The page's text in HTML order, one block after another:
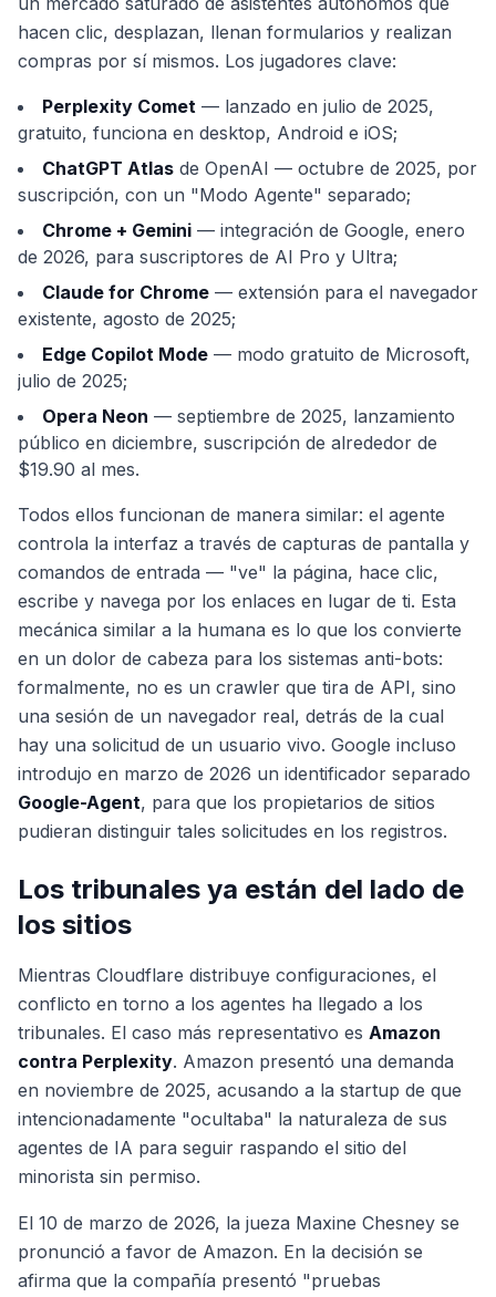
hacen clic, desplazan, llenan formularios y realizan
compras por sí mismos. Los jugadores clave:
Perplexity Comet — lanzado en julio de 2025,
gratuito, funciona en desktop, Android e iOS;
ChatGPT Atlas de OpenAI — octubre de 2025, por
suscripción, con un "Modo Agente" separado;
Chrome + Gemini — integración de Google, enero
de 2026, para suscriptores de AI Pro y Ultra;
Claude for Chrome — extensión para el navegador
existente, agosto de 2025;
Edge Copilot Mode — modo gratuito de Microsoft,
julio de 2025;
Opera Neon — septiembre de 2025, lanzamiento
público en diciembre, suscripción de alrededor de
$19.90 al mes.
Todos ellos funcionan de manera similar: el agente
controla la interfaz a través de capturas de pantalla y
comandos de entrada — "ve" la página, hace clic,
escribe y navega por los enlaces en lugar de ti. Esta
mecánica similar a la humana es lo que los convierte
en un dolor de cabeza para los sistemas anti-bots:
formalmente, no es un crawler que tira de API, sino
una sesión de un navegador real, detrás de la cual
hay una solicitud de un usuario vivo. Google incluso
introdujo en marzo de 2026 un identificador separado
Google-Agent, para que los propietarios de sitios
pudieran distinguir tales solicitudes en los registros.
Los tribunales ya están del lado de
los sitios
Mientras Cloudflare distribuye configuraciones, el
conflicto en torno a los agentes ha llegado a los
tribunales. El caso más representativo es Amazon
contra Perplexity. Amazon presentó una demanda
en noviembre de 2025, acusando a la startup de que
intencionadamente "ocultaba" la naturaleza de sus
agentes de IA para seguir raspando el sitio del
minorista sin permiso.
El 10 de marzo de 2026, la jueza Maxine Chesney se
pronunció a favor de Amazon. En la decisión se
afirma que la compañía presentó "pruebas